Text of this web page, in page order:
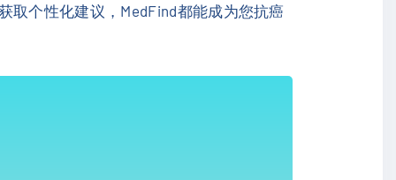
取个性化建议，MedFind都能成为您抗癌